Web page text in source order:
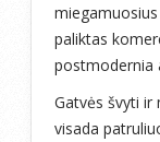
paliktas
postmodernia
Gatvės švyti ir
visada